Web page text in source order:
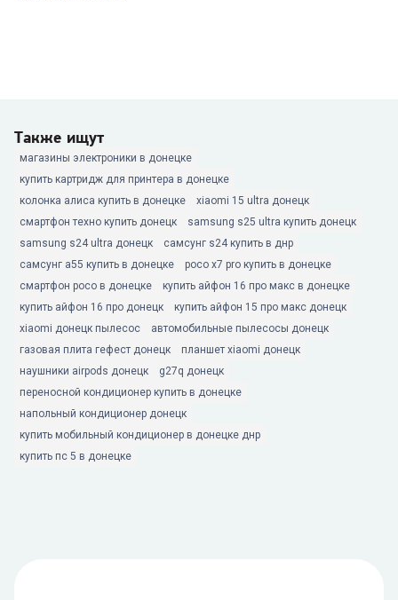
Также ищут
магазины электроники в донецке
купить картридж для принтера в донецке
колонка алиса купить в донецке
xiaomi 15 ultra донецк
смартфон техно купить донецк
samsung s25 ultra купить донецк
samsung s24 ultra донецк
самсунг s24 купить в днр
самсунг а55 купить в донецке
poco x7 pro купить в донецке
смартфон poco в донецке
купить айфон 16 про макс в донецке
купить айфон 16 про донецк
купить айфон 15 про макс донецк
xiaomi донецк пылесос
автомобильные пылесосы донецк
газовая плита гефест донецк
планшет xiaomi донецк
наушники airpods донецк
g27q донецк
переносной кондиционер купить в донецке
напольный кондиционер донецк
купить мобильный кондиционер в донецке днр
купить пс 5 в донецке